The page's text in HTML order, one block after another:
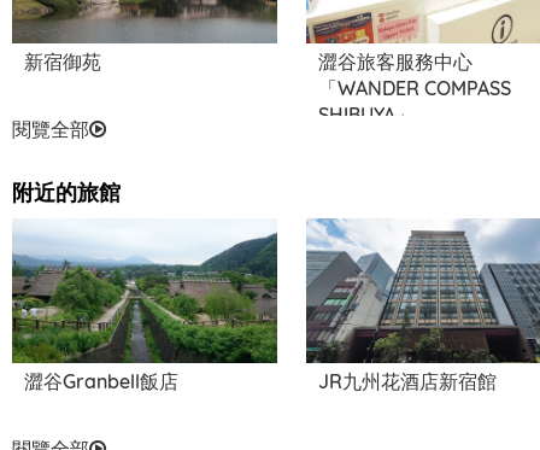
新宿御苑
澀谷旅客服務中心
「WANDER COMPASS
SHIBUYA」
閱覽全部
附近的旅館
澀谷Granbell飯店 JR九州花酒店新宿館